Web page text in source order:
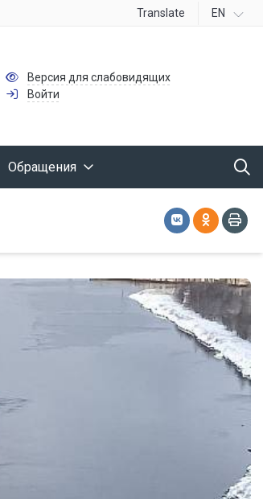
Translate EN
Версия для слабовидящих
Войти
Обращения